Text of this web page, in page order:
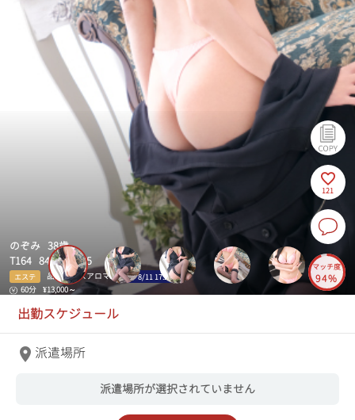
のぞみ 38歳
T164 84(D)-58-85
エステ 品川ミセスアロマ 次枠 8/11 17:20
60分
¥13,000～
121
マッチ度
94%
出勤スケジュール
派遣場所
派遣場所が選択されていません